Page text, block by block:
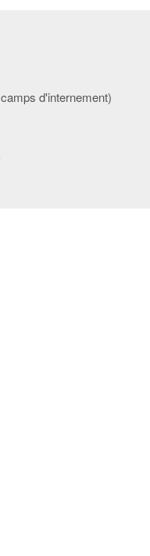
d'internement)